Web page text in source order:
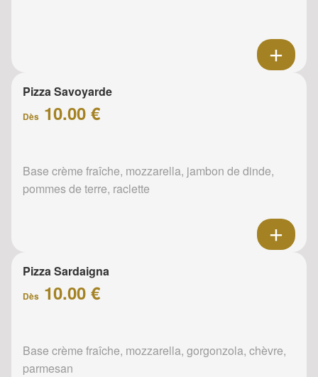
Pizza Savoyarde
Dès 10.00 €
Base crème fraîche, mozzarella, jambon de dinde,
pommes de terre, raclette
Pizza Sardaigna
Dès 10.00 €
Base crème fraîche, mozzarella, gorgonzola, chèvre,
parmesan